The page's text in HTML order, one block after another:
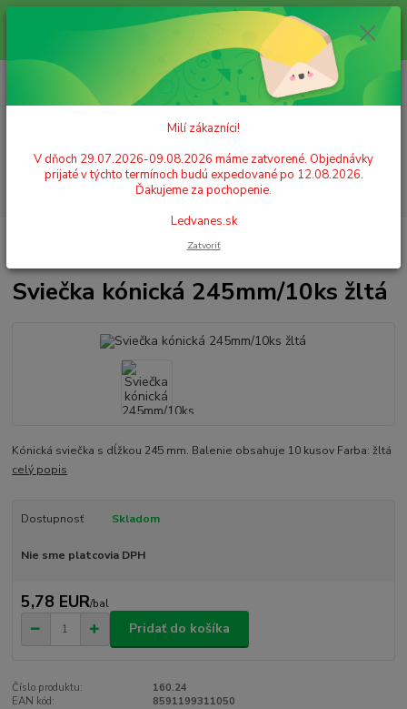
Milí zákazníci! V dňoch 29.07.2026-09.08.2026 máme zatvorené.
Objednávky prijaté v týchto termínoch budú expedované po 12.08.2026.
Ďakujeme za pochopenie. Ledvanes.sk
+421 908 755 958
Po. - Pia. od 9:00 hod. - 16:00 hod.
za0,00 EUR
Sviečka kónická 245mm/10ks žltá
Kónická sviečka s dĺžkou 245 mm. Balenie obsahuje 10 kusov Farba: žltá
celý popis
Dostupnosť Skladom
Nie sme platcovia DPH
5,78 EUR/bal
Pridať do košíka
Číslo produktu:
160.24
EAN kód:
8591199311050
Milí zákazníci!
V dňoch 29.07.2026-09.08.2026 máme zatvorené. Objednávky
prijaté v týchto termínoch budú expedované po 12.08.2026.
Ďakujeme za pochopenie.
Ledvanes.sk
Zatvoriť